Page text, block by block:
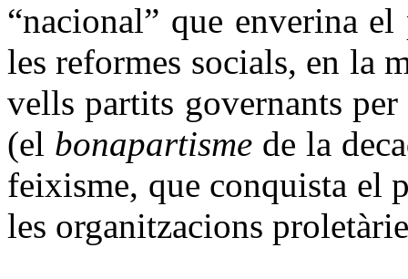
“nacional” que enverina
les reformes socials, en la
vells partits governants
(el bonapartisme de la
feixisme, que conquista el
les organitzacions